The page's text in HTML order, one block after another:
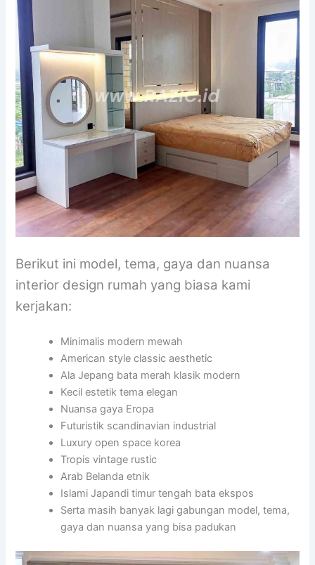
Berikut ini model, tema, gaya dan nuansa
interior design rumah yang biasa kami
kerjakan:
Minimalis modern mewah
American style classic aesthetic
Ala Jepang bata merah klasik modern
Kecil estetik tema elegan
Nuansa gaya Eropa
Futuristik scandinavian industrial
Luxury open space korea
Tropis vintage rustic
Arab Belanda etnik
Islami Japandi timur tengah bata ekspos
Serta masih banyak lagi gabungan model, tema,
gaya dan nuansa yang bisa padukan